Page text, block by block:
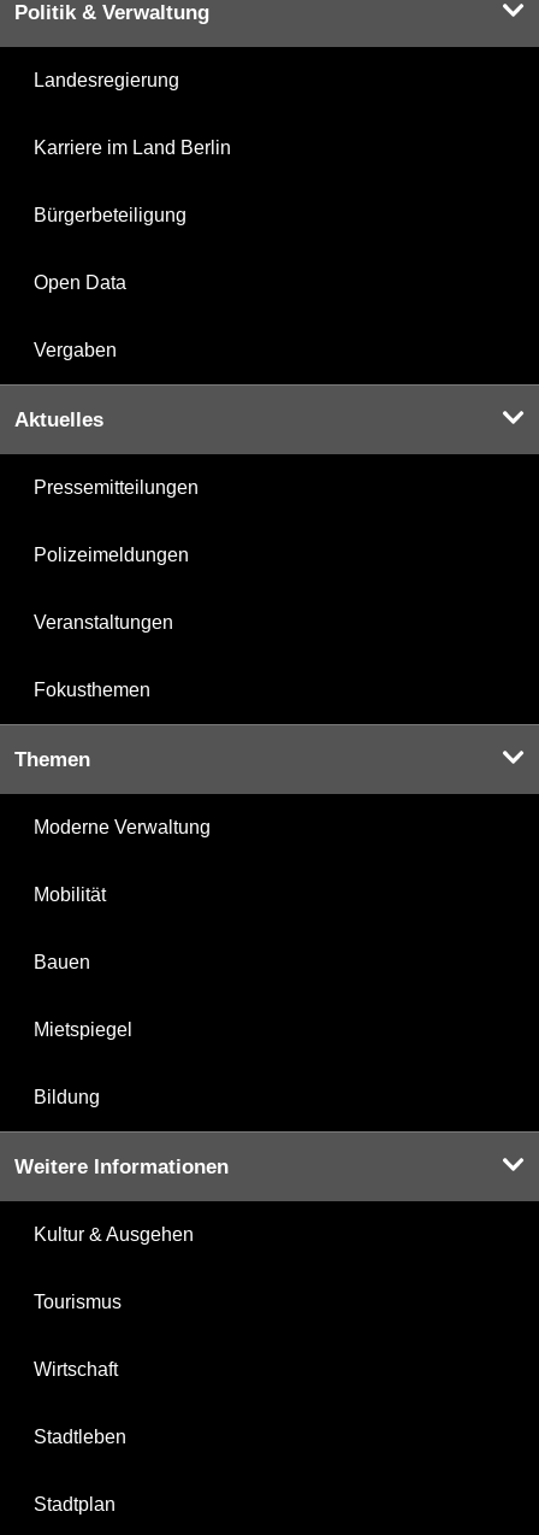
Politik & Verwaltung
Landesregierung
Karriere im Land Berlin
Bürgerbeteiligung
Open Data
Vergaben
Aktuelles
Pressemitteilungen
Polizeimeldungen
Veranstaltungen
Fokusthemen
Themen
Moderne Verwaltung
Mobilität
Bauen
Mietspiegel
Bildung
Weitere Informationen
Kultur & Ausgehen
Tourismus
Wirtschaft
Stadtleben
Stadtplan